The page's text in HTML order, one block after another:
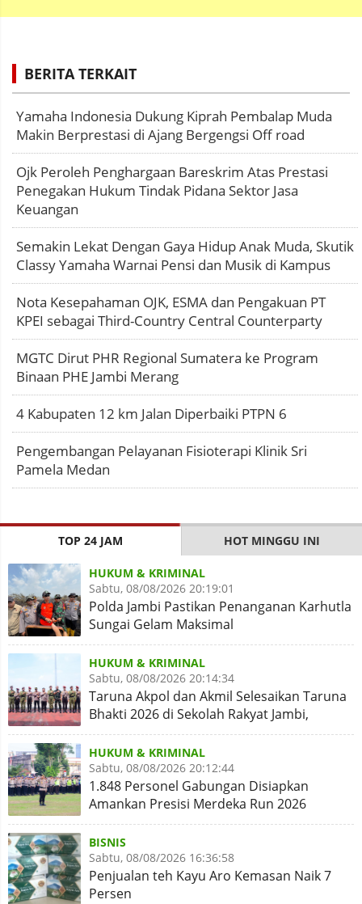
BERITA TERKAIT
Yamaha Indonesia Dukung Kiprah Pembalap Muda
Makin Berprestasi di Ajang Bergengsi Off road
Ojk Peroleh Penghargaan Bareskrim Atas Prestasi
Penegakan Hukum Tindak Pidana Sektor Jasa
Keuangan
Semakin Lekat Dengan Gaya Hidup Anak Muda, Skutik
Classy Yamaha Warnai Pensi dan Musik di Kampus
Nota Kesepahaman OJK, ESMA dan Pengakuan PT
KPEI sebagai Third-Country Central Counterparty
MGTC Dirut PHR Regional Sumatera ke Program
Binaan PHE Jambi Merang
4 Kabupaten 12 km Jalan Diperbaiki PTPN 6
Pengembangan Pelayanan Fisioterapi Klinik Sri
Pamela Medan
TOP 24 JAM HOT MINGGU INI
HUKUM & KRIMINAL
Sabtu, 08/08/2026 20:19:01
Polda Jambi Pastikan Penanganan Karhutla
Sungai Gelam Maksimal
HUKUM & KRIMINAL
Sabtu, 08/08/2026 20:14:34
Taruna Akpol dan Akmil Selesaikan Taruna
Bhakti 2026 di Sekolah Rakyat Jambi,
Kegiatan Aman Lancar
HUKUM & KRIMINAL
Sabtu, 08/08/2026 20:12:44
1.848 Personel Gabungan Disiapkan
Amankan Presisi Merdeka Run 2026
BISNIS
Sabtu, 08/08/2026 16:36:58
Penjualan teh Kayu Aro Kemasan Naik 7
Persen